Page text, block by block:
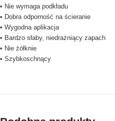
• Nie wymaga podkładu
• Dobra odporność na ścieranie
• Wygodna aplikacja
• Bardzo słaby, niedrażniący zapach
• Nie żółknie
• Szybkoschnący